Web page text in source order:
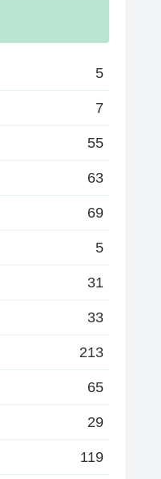
5
7
55
63
69
5
31
33
213
65
29
119